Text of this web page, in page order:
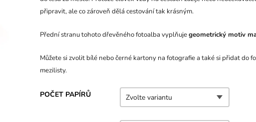
5,0
5
připravit, ale co zároveň dělá cestování tak krásným.
Přední stranu tohoto dřevěného fotoalba vyplňujegeometrický motiv
Můžete si zvolit bílé nebo černé kartony na fotografie a také si přidat do
mezilisty.
POČET PAPÍRŮ